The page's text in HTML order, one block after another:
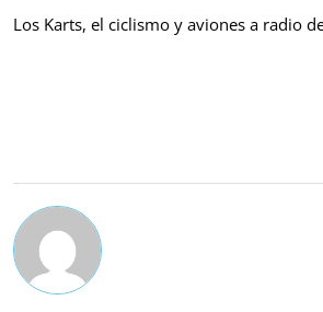
Los Karts, el ciclismo y aviones a radio